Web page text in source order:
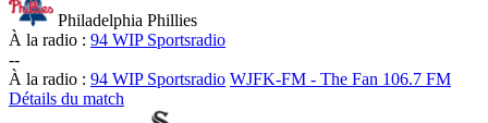
Philadelphia Phillies
À la radio : 94 WIP Sportsradio
--
À la radio : 94 WIP Sportsradio WJFK-FM - The Fan 106.7 FM
Détails du match